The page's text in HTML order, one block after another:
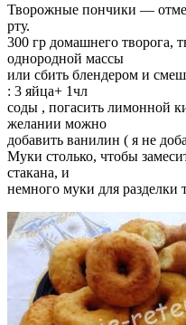
Творожные пончики —
рту.
300 гр домашнего творога,
однородной массы
или сбить блендером и
: 3 яйца+ 1чл
соды , погасить лимонной
желании можно
добавить ванилин ( я не
Муки столько, чтобы
стакана, и
немного муки для разделки